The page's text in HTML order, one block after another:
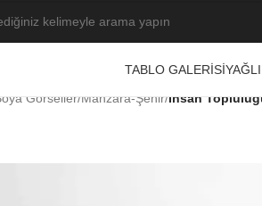
TABLO GALERISI
Görseller/Manzara-Şehir/İnsan